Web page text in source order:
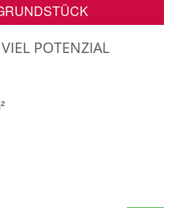
POTENZIAL